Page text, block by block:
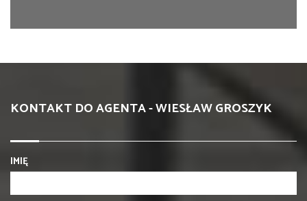
KONTAKT DO AGENTA - WIESŁAW GROSZYK
IMIĘ